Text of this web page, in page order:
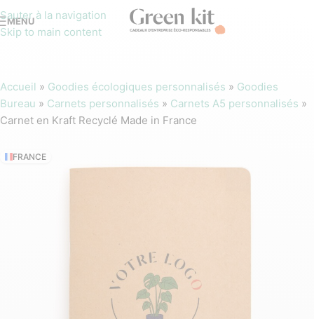
Sauter à la navigation
Skip to main content
MENU
Accueil » Goodies écologiques personnalisés » Goodies
Bureau » Carnets personnalisés » Carnets A5 personnalisés »
Carnet en Kraft Recyclé Made in France
FRANCE